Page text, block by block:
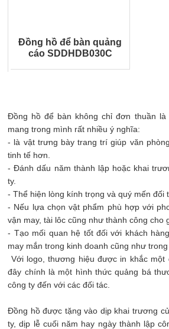
Đồng hồ để bàn quảng
cáo SDDHDB030C
Đồng hồ để bàn không chỉ đơn thuần
mang trong mình rất nhiều ý nghĩa:
- là vật trưng bày trang trí giúp văn
tinh tế hơn.
- Đánh dấu năm thành lập hoặc khai
ty.
- Thể hiện lòng kính trọng và quý mến đối
- Nếu lựa chọn vật phẩm phù hợp với
vận may, tài lôc cũng như thành công cho
- Tạo mối quan hệ tốt đối với khách
may mắn trong kinh doanh cũng như
Với logo, thương hiệu được in khắc
đây chính là một hình thức quảng bá
công ty đến với các đối tác.
Đồng hồ được tặng vào dịp khai trương
ty, dịp lễ cuối năm hay ngày thành lập